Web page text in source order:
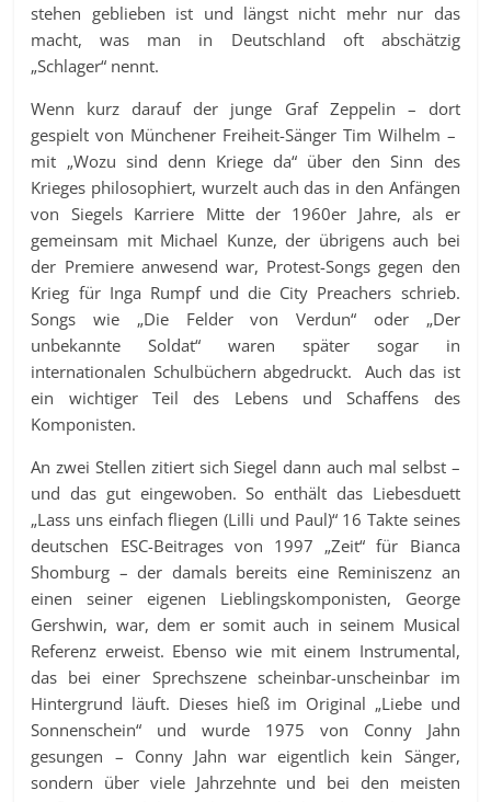
stehen geblieben ist und längst nicht mehr nur das
macht, was man in Deutschland oft abschätzig
„Schlager“ nennt.
Wenn kurz darauf der junge Graf Zeppelin – dort
gespielt von Münchener Freiheit-Sänger Tim Wilhelm –
mit „Wozu sind denn Kriege da“ über den Sinn des
Krieges philosophiert, wurzelt auch das in den Anfängen
von Siegels Karriere Mitte der 1960er Jahre, als er
gemeinsam mit Michael Kunze, der übrigens auch bei
der Premiere anwesend war, Protest-Songs gegen den
Krieg für Inga Rumpf und die City Preachers schrieb.
Songs wie „Die Felder von Verdun“ oder „Der
unbekannte Soldat“ waren später sogar in
internationalen Schulbüchern abgedruckt. Auch das ist
ein wichtiger Teil des Lebens und Schaffens des
Komponisten.
An zwei Stellen zitiert sich Siegel dann auch mal selbst –
und das gut eingewoben. So enthält das Liebesduett
„Lass uns einfach fliegen (Lilli und Paul)“ 16 Takte seines
deutschen ESC-Beitrages von 1997 „Zeit“ für Bianca
Shomburg – der damals bereits eine Reminiszenz an
einen seiner eigenen Lieblingskomponisten, George
Gershwin, war, dem er somit auch in seinem Musical
Referenz erweist. Ebenso wie mit einem Instrumental,
das bei einer Sprechszene scheinbar-unscheinbar im
Hintergrund läuft. Dieses hieß im Original „Liebe und
Sonnenschein“ und wurde 1975 von Conny Jahn
gesungen – Conny Jahn war eigentlich kein Sänger,
sondern über viele Jahrzehnte und bei den meisten